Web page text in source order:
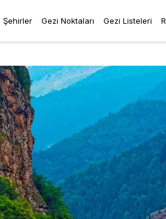
Şehirler Gezi Noktaları Gezi Listeleri